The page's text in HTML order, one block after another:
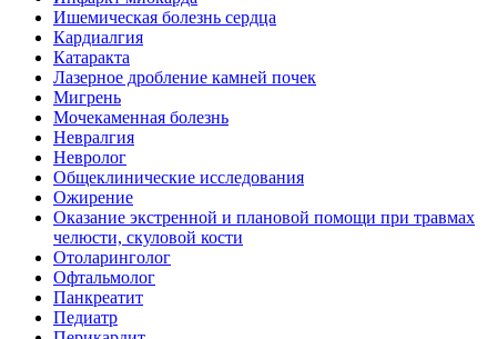
Ишемическая болезнь сердца
Кардиалгия
Катаракта
Лазерное дробление камней почек
Мигрень
Мочекаменная болезнь
Невралгия
Невролог
Общеклинические исследования
Ожирение
Оказание экстренной и плановой помощи при травмах
челюсти, скуловой кости
Отоларинголог
Офтальмолог
Панкреатит
Педиатр